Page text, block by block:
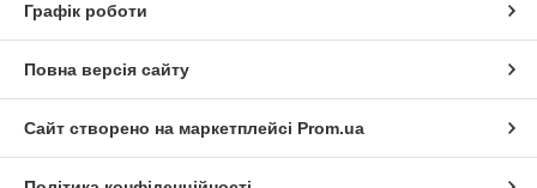
Графік роботи
Повна версія сайту
Сайт створено на маркетплейсі Prom.ua